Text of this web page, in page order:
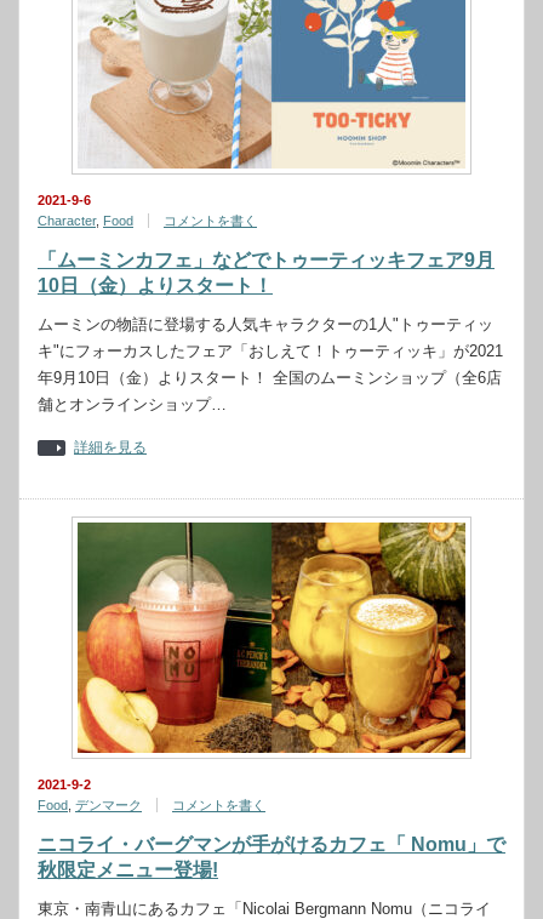
2021-9-6
Character, Food コメントを書く
「ムーミンカフェ」などでトゥーティッキフェア9月
10日（金）よりスタート！
ムーミンの物語に登場する人気キャラクターの1人"トゥーティッ
キ"にフォーカスしたフェア「おしえて！トゥーティッキ」が2021
年9月10日（金）よりスタート！ 全国のムーミンショップ（全6店
舗とオンラインショップ…
詳細を見る
2021-9-2
Food デンマーク コメントを書く
ニコライ・バーグマンが手がけるカフェ「 Nomu」で
秋限定メニュー登場!
東京・南青山にあるカフェ「Nicolai Bergmann Nomu（ニコライ